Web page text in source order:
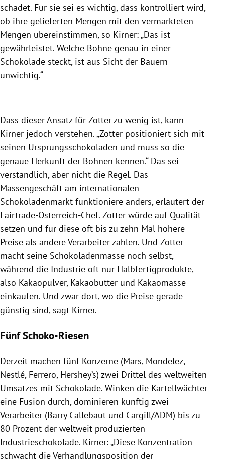
schadet. Für sie sei es wichtig, dass kontrolliert wird,
ob ihre gelieferten Mengen mit den vermarkteten
Mengen übereinstimmen, so Kirner: „Das ist
gewährleistet. Welche Bohne genau in einer
Schokolade steckt, ist aus Sicht der Bauern
unwichtig.“
Dass dieser Ansatz für Zotterzu wenig ist, kann
Kirner jedoch verstehen. „Zotter positioniert sich mit
seinen Ursprungsschokoladen und muss so die
genaue Herkunft der Bohnen kennen.“ Das sei
verständlich, aber nicht die Regel. Das
Massengeschäft am internationalen
Schokoladenmarkt funktioniere anders, erläutert der
Fairtrade-Österreich-Chef. Zotter würde auf Qualität
setzen und für diese oft bis zu zehn Mal höhere
Preise als andere Verarbeiter zahlen. Und Zotter
macht seine Schokoladenmasse noch selbst,
während die Industrie oft nur Halbfertigprodukte,
also Kakaopulver, Kakaobutter und Kakaomasse
einkaufen. Und zwar dort, wo die Preise gerade
günstig sind, sagt Kirner.
Fünf Schoko-Riesen
Derzeit machen fünf Konzerne (Mars, Mondelez,
Nestlé, Ferrero, Hershey’s) zwei Drittel des weltweiten
Umsatzes mit Schokolade. Winken die Kartellwächter
eine Fusion durch, dominieren künftig zwei
Verarbeiter (Barry Callebaut und Cargill/ADM) bis zu
80 Prozent der weltweit produzierten
Industrieschokolade. Kirner: „Diese Konzentration
schwächt die Verhandlungsposition der